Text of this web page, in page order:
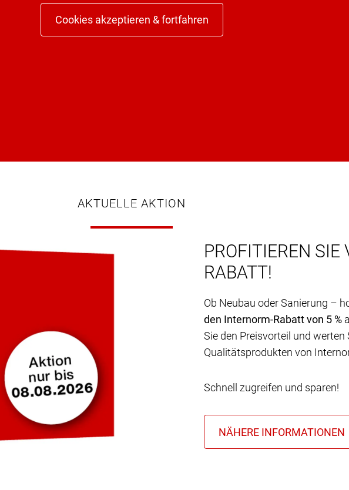
Cookies akzeptieren & fortfahren
AKTUELLE AKTION
PROFITIEREN
RABATT!
Ob Neubau oder Sanierung –
den Internorm-Rabatt von 5 %
Sie den Preisvorteil und werten
Qualitätsprodukten von
Schnell zugreifen und sparen!